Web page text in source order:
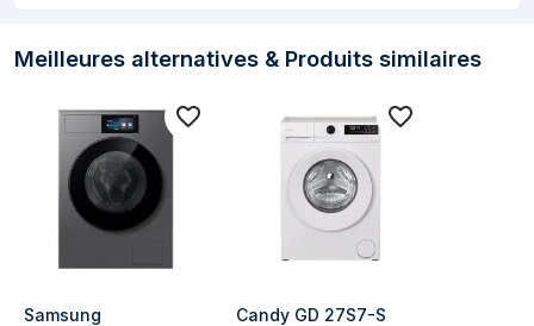
d'avancement du
Pieds réglables Oui
Autres caractéristiques
Période de
Meilleures alternatives & Produits similaires
Samsung
Candy GD 27S7-S